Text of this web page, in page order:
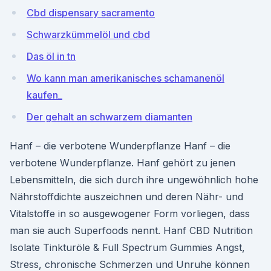
Cbd dispensary sacramento
Schwarzkümmelöl und cbd
Das öl in tn
Wo kann man amerikanisches schamanenöl
kaufen_
Der gehalt an schwarzem diamanten
Hanf – die verbotene Wunderpflanze Hanf – die
verbotene Wunderpflanze. Hanf gehört zu jenen
Lebensmitteln, die sich durch ihre ungewöhnlich hohe
Nährstoffdichte auszeichnen und deren Nähr- und
Vitalstoffe in so ausgewogener Form vorliegen, dass
man sie auch Superfoods nennt. Hanf CBD Nutrition
Isolate Tinkturöle & Full Spectrum Gummies Angst,
Stress, chronische Schmerzen und Unruhe können